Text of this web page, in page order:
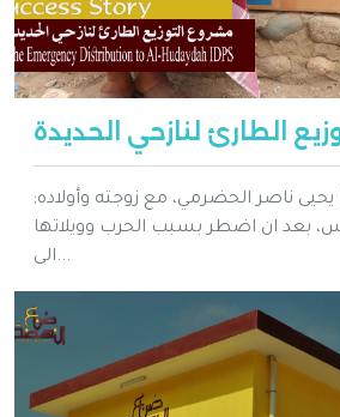
الطارئ لنازحي الحديدة
;يعيش زكريا يحيى ناصر الحضرمي، مع زوجته وأولاده
بعد ان اضطر بسبب الحرب وويلاتها
الى...